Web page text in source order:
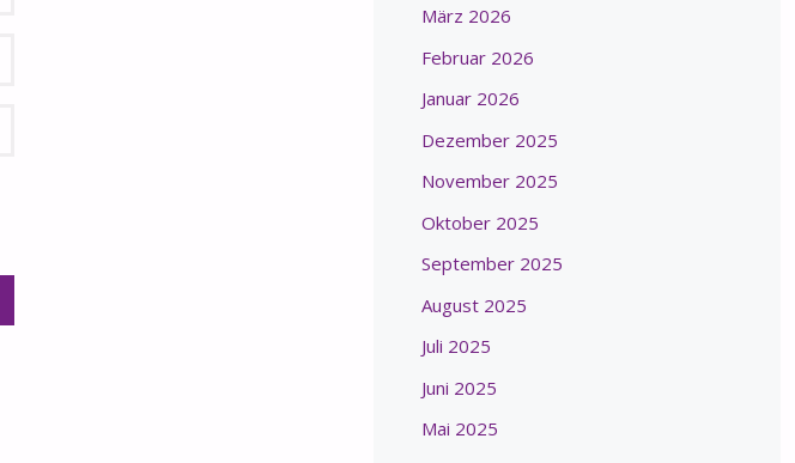
März 2026
Februar 2026
Januar 2026
Dezember 2025
November 2025
Oktober 2025
September 2025
August 2025
Juli 2025
Juni 2025
Mai 2025